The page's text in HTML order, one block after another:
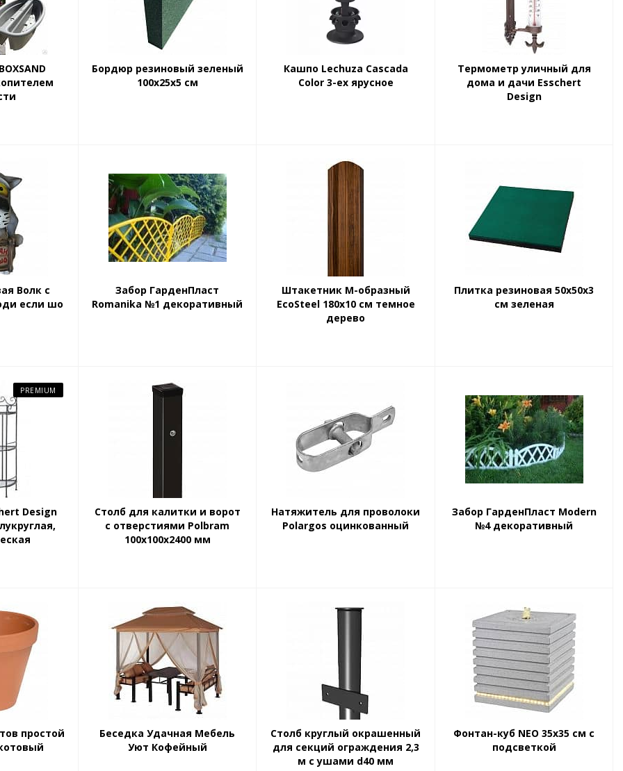
Бордюр резиновый зеленый
100х25х5 см
Кашпо Lechuza Cascada
Color 3-ех ярусное
Термометр уличный для
дома и дачи Esschert
Design
Волк с
если шо
Забор ГарденПласт
Romanika №1 декоративный
Штакетник М-образный
EcoSteel 180х10 см темное
дерево
Плитка резиновая 50х50х3
см зеленая
PREMIUM
Design
Столб для калитки и ворот
с отверстиями Polbram
100x100х2400 мм
Натяжитель для проволоки
Polargos оцинкованный
Забор ГарденПласт Modern
№4 декоративный
простой
Беседка Удачная Мебель
Уют Кофейный
Столб круглый окрашенный
для секций ограждения 2,3
м с ушами d40 мм
Фонтан-куб NEO 35х35 см с
подсветкой